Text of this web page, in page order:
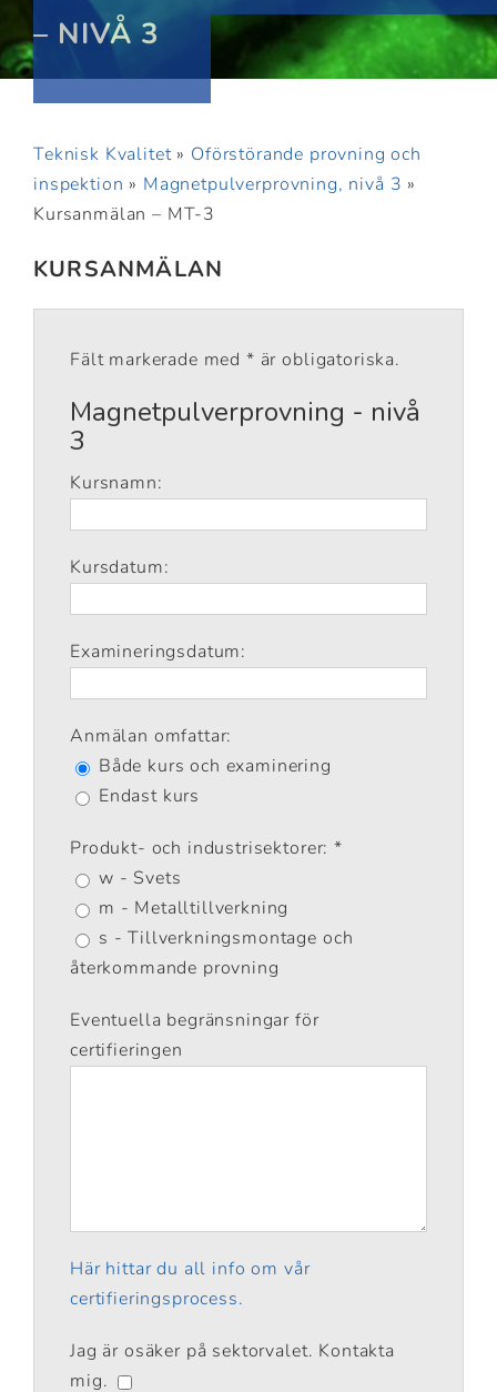
– NIVÅ 3
Teknisk Kvalitet» Oförstörande provning och
inspektion » Magnetpulverprovning, nivå 3 »
Kursanmälan – MT-3
KURSANMÄLAN
Fält markerade med * är obligatoriska.
Magnetpulverprovning - nivå
3
Kursnamn:
Kursdatum:
Examineringsdatum:
Anmälan omfattar:
Både kurs och examinering
Endast kurs
Produkt- och industrisektorer: *
w - Svets
m - Metalltillverkning
s - Tillverkningsmontage och
återkommande provning
Eventuella begränsningar för
certifieringen
Här hittar du all info om vår
certifieringsprocess.
Jag är osäker på sektorvalet. Kontakta
mig.